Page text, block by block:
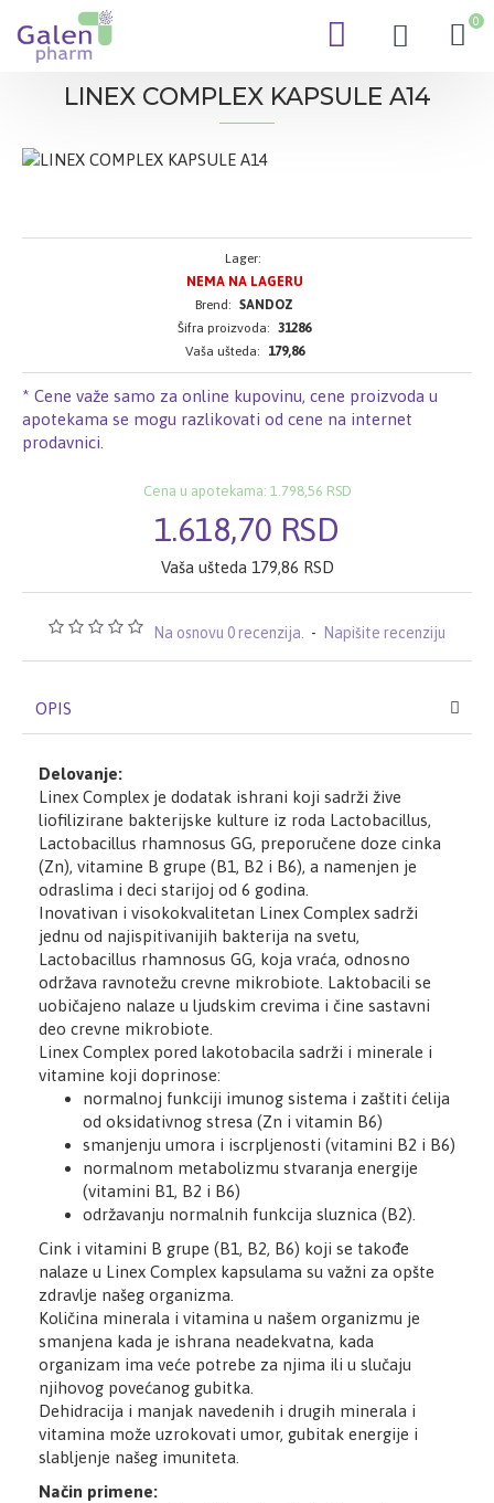
0
LINEX COMPLEX KAPSULE A14
Na osnovu 0 recenzija. - Napišite recenziju
* Cene važe samo za online kupovinu, cene proizvoda u
apotekama se mogu razlikovati od cene na internet
prodavnici.
1.618,70 RSD
Cena u apotekama: 1.798,56 RSD
Vaša ušteda 179,86 RSD
Lager:
NEMA NA LAGERU
Brend: SANDOZ
Šifra proizvoda: 31286
Vaša ušteda:
179,86
OPIS
Delovanje:
Linex Complex je dodatak ishrani koji sadrži žive
liofilizirane bakterijske kulture iz roda Lactobacillus,
Lactobacillus rhamnosus GG, preporučene doze cinka
(Zn), vitamine B grupe (B1, B2 i B6), a namenjen je
odraslima i deci starijoj od 6 godina.
Inovativan i visokokvalitetan Linex Complex sadrži
jednu od najispitivanijih bakterija na svetu,
Lactobacillus rhamnosus GG, koja vraća, odnosno
održava ravnotežu crevne mikrobiote. Laktobacili se
uobičajeno nalaze u ljudskim crevima i čine sastavni
deo crevne mikrobiote.
Linex Complex pored lakotobacila sadrži i minerale i
vitamine koji doprinose:
normalnoj funkciji imunog sistema i zaštiti ćelija
od oksidativnog stresa (Zn i vitamin B6)
smanjenju umora i iscrpljenosti (vitamini B2 i B6)
normalnom metabolizmu stvaranja energije
(vitamini B1, B2 i B6)
održavanju normalnih funkcija sluznica (B2).
Cink i vitamini B grupe (B1, B2, B6) koji se takođe
nalaze u Linex Complex kapsulama su važni za opšte
zdravlje našeg organizma.
Količina minerala i vitamina u našem organizmu je
smanjena kada je ishrana neadekvatna, kada
organizam ima veće potrebe za njima ili u slučaju
njihovog povećanog gubitka.
Dehidracija i manjak navedenih i drugih minerala i
vitamina može uzrokovati umor, gubitak energije i
slabljenje našeg imuniteta.
Način primene: